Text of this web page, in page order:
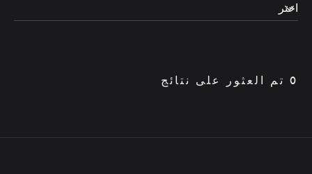
اختر
0 تم العثور على نتائج